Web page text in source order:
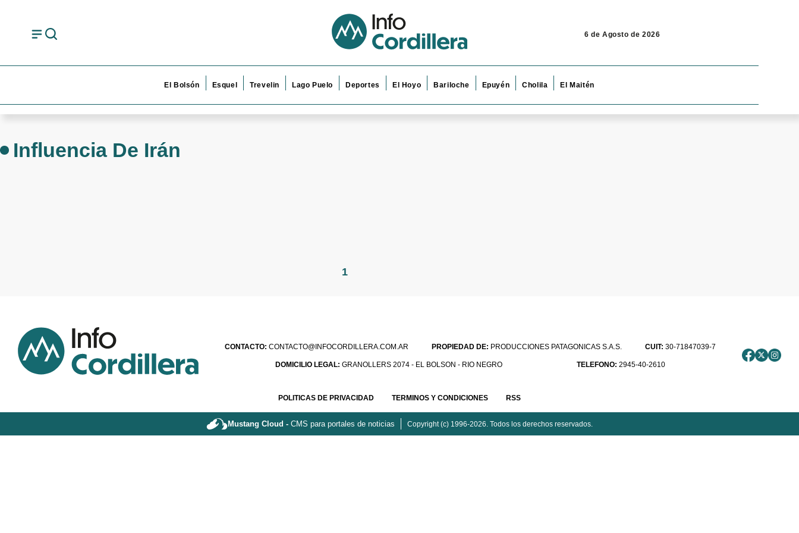
6 de Agosto de 2026
El Bolsón Esquel Trevelin Lago Puelo Deportes El Hoyo Bariloche Epuyén Cholila El Maitén
Influencia De Irán
1
CONTACTO: CONTACTO@INFOCORDILLERA.COM.AR PROPIEDAD DE: PRODUCCIONES PATAGONICAS S.A.S. CUIT: 30-71847039-7
DOMICILIO LEGAL:GRANOLLERS 2074 - EL BOLSON - RIO NEGRO TELEFONO: 2945-40-2610
POLITICAS DE PRIVACIDAD TERMINOS Y CONDICIONES RSS
Mustang Cloud - CMS para portales de noticias Copyright (c) 1996-2026. Todos los derechos reservados.